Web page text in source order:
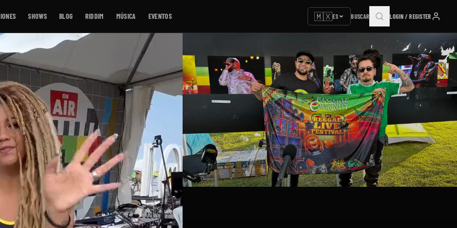
SHOWS BLOG RIDDIM MÚSICA EVENTOS 🇲🇽ES BUSCAR LOGIN / REGISTER